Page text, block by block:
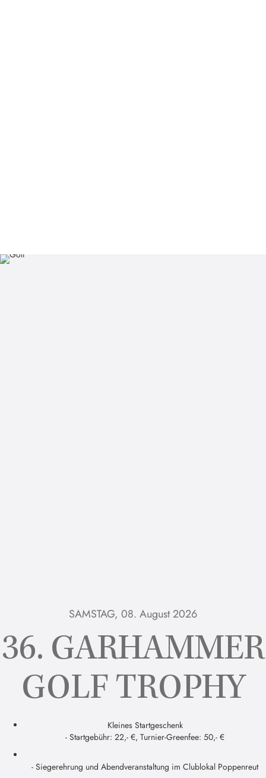
SAMSTAG, 08. August 2026
36. GARHAMMER
GOLF TROPHY
Kleines Startgeschenk
- Startgebühr: 22,- €, Turnier-Greenfee: 50,- €
- Siegerehrung und Abendveranstaltung im Clublokal Poppenreut